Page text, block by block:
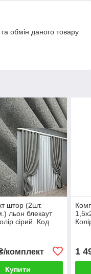
обмін даного товару
штор (2шт.
льон блекаут
сірий. Код
комплект
Купити
1